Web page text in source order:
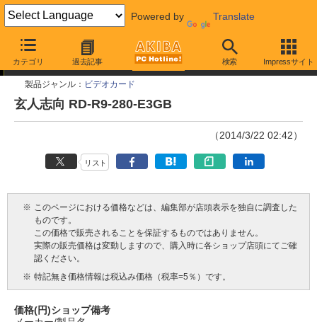
Powered by Translate
カテゴリ 過去記事 検索 Impressサイト
今週見つけた新製品
製品ジャンル： ビデオカード
玄人志向 RD-R9-280-E3GB
（2014/3/22 02:42）
リスト
※ このページにおける価格などは、編集部が店頭表示を独自に調査した
ものです。
この価格で販売されることを保証するものではありません。
実際の販売価格は変動しますので、購入時に各ショップ店頭にてご確
認ください。
※ 特記無き価格情報は税込み価格（税率=5％）です。
価格(円)ショップ備考